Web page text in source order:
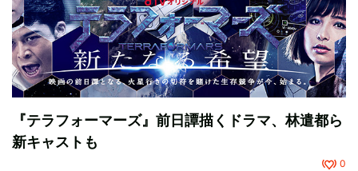
『テラフォーマーズ』前日譚描くドラマ、林遣都ら
新キャストも
0